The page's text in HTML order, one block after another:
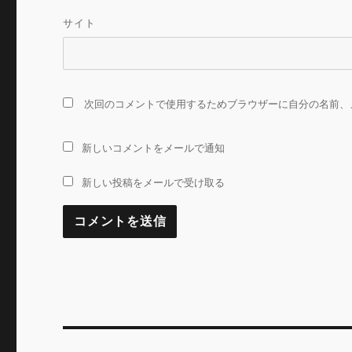
サイト
次回のコメントで使用するためブラウザーに自分の名前
新しいコメントをメールで通知
新しい投稿をメールで受け取る